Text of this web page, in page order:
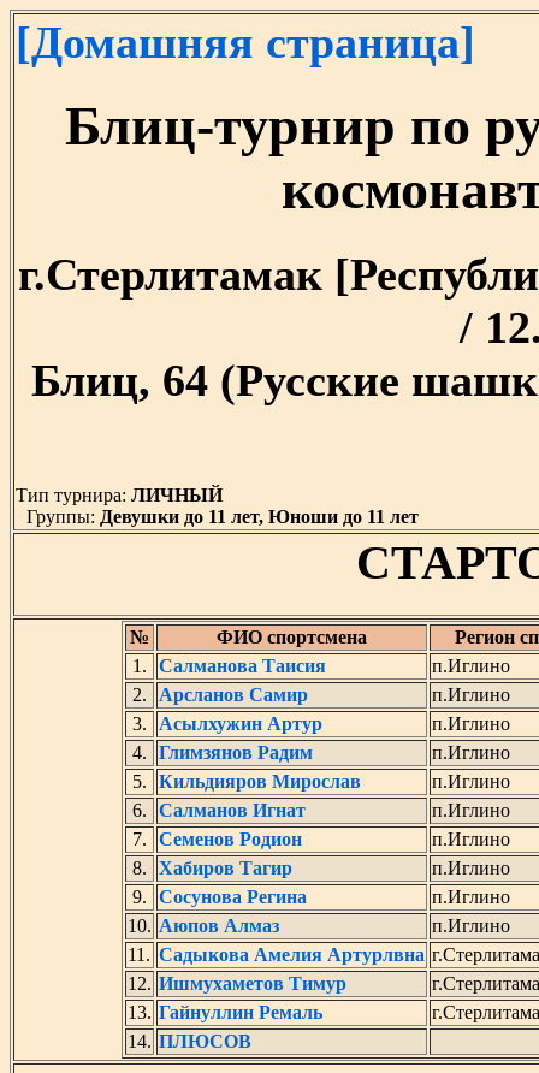
[Домашняя страница]
Блиц-турнир по
г.Стерлитамак
/
Блиц, 64 (Русские
Тип турнира: ЛИЧНЫЙ
Группы: Девушки до 11 лет, Юноши до 11 лет
№ ФИО спортсмена
Регион
1.
Салманова Таисия
п.Иглино
2.
Арсланов Самир
п.Иглино
3.
Асылхужин Артур
п.Иглино
4.
Глимзянов Радим
п.Иглино
5.
Кильдияров Мирослав
п.Иглино
6.
Салманов Игнат
п.Иглино
7.
Семенов Родион
п.Иглино
8.
Хабиров Тагир
п.Иглино
9.
Сосунова Регина
п.Иглино
10. Аюпов Алмаз
п.Иглино
11. Садыкова Амелия Артурлвна
12. Ишмухаметов Тимур
13. Гайнуллин Ремаль
14. ПЛЮСОВ